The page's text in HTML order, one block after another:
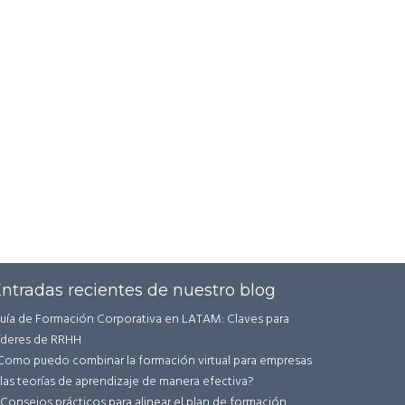
recientes de nuestro blog
de Formación Corporativa en LATAM: Claves para
de RRHH
puedo combinar la formación virtual para empresas
teorías de aprendizaje de manera efectiva?